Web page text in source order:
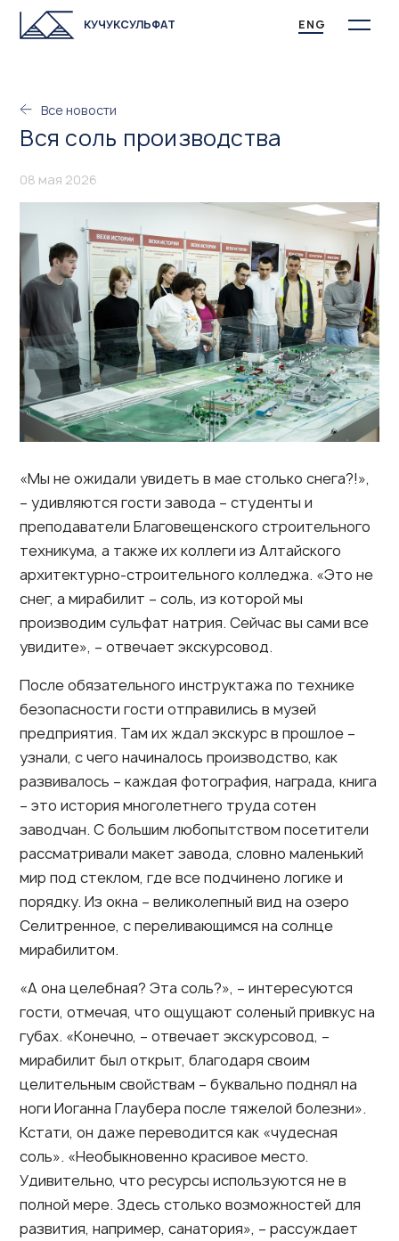
КУЧУКСУЛЬФАТ ENG
Все новости
Вся соль производства
08 мая 2026
«Мы не ожидали увидеть в мае столько снега?!»,
– удивляются гости завода – студенты и
преподаватели Благовещенского строительного
техникума, а также их коллеги из Алтайского
архитектурно-строительного колледжа. «Это не
снег, а мирабилит – соль, из которой мы
производим сульфат натрия. Сейчас вы сами все
увидите», – отвечает экскурсовод.
После обязательного инструктажа по технике
безопасности гости отправились в музей
предприятия. Там их ждал экскурс в прошлое –
узнали, с чего начиналось производство, как
развивалось – каждая фотография, награда, книга
– это история многолетнего труда сотен
заводчан. С большим любопытством посетители
рассматривали макет завода, словно маленький
мир под стеклом, где все подчинено логике и
порядку. Из окна – великолепный вид на озеро
Селитренное, с переливающимся на солнце
мирабилитом.
«А она целебная? Эта соль?», – интересуются
гости, отмечая, что ощущают соленый привкус на
губах. «Конечно, – отвечает экскурсовод, –
мирабилит был открыт, благодаря своим
целительным свойствам – буквально поднял на
ноги Иоганна Глаубера после тяжелой болезни».
Кстати, он даже переводится как «чудесная
соль». «Необыкновенно красивое место.
Удивительно, что ресурсы используются не в
полной мере. Здесь столько возможностей для
развития, например, санатория», – рассуждает